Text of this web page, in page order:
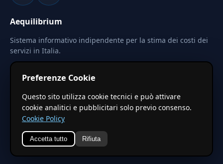
Aequilibrium
Sistema informativo indipendente per la stima dei costi dei
servizi in Italia.
Le stime pubblicate sono calcolate tramite coefficienti
territoriali regionali applicati a valori base nazionali. Non
costituiscono preventivo ufficiale.
© 2026 Aequilibrium — Un progetto di vxd.mobi
Preferenze Cookie
Questo sito utilizza cookie tecnici e può attivare
cookie analitici e pubblicitari solo previo consenso.
Cookie Policy
Accetta tutto Rifiuta